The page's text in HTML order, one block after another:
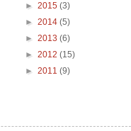
► 2015 (3)
► 2014 (5)
► 2013 (6)
► 2012 (15)
► 2011 (9)